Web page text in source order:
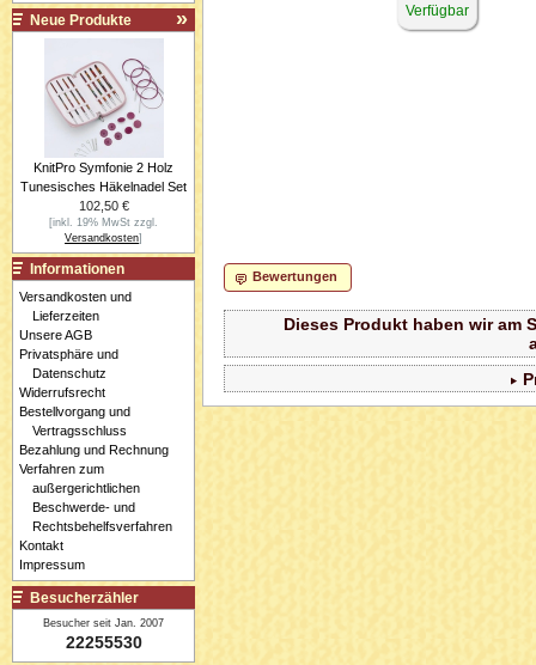
Verfügbar
Bewertungen
Dieses Produkt haben wir am
Neue Produkte
KnitPro Symfonie 2 Holz
Tunesisches Häkelnadel Set
102,50 €
[inkl. 19% MwSt zzgl.
Versandkosten]
Informationen
Versandkosten und
Lieferzeiten
Unsere AGB
Privatsphäre und
Datenschutz
Widerrufsrecht
Bestellvorgang und
Vertragsschluss
Bezahlung und Rechnung
Verfahren zum
außergerichtlichen
Beschwerde- und
Rechtsbehelfsverfahren
Kontakt
Impressum
Besucherzähler
Besucher seit Jan. 2007
22255530